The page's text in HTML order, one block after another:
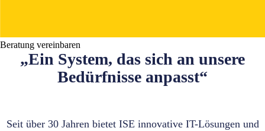
Beratung vereinbaren
„Ein System, das sich an unsere
Bedürfnisse anpasst“
Seit über 30 Jahren bietet ISE innovative IT-Lösungen und